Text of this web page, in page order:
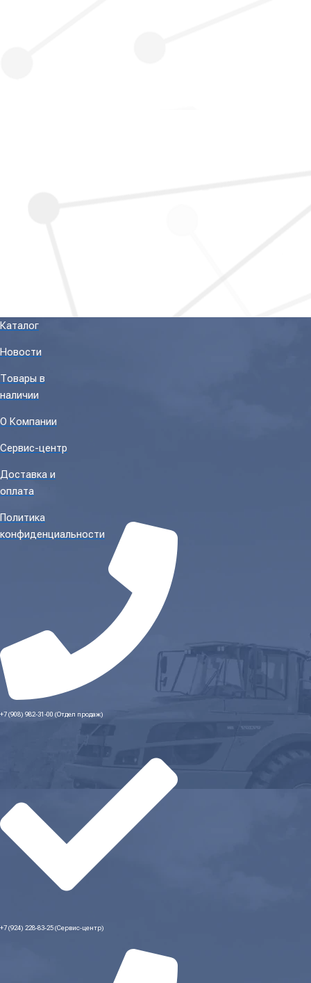
Каталог
Новости
Товары в
наличии
О Компании
Сервис-центр
Доставка и
оплата
Политика
конфиденциальности
+7 (908) 982-31-00 (Отдел продаж)
+7 (924) 228-83-25 (Сервис-центр)